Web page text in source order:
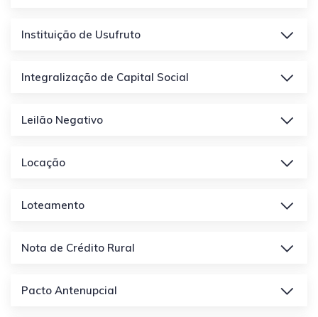
Instituição de Usufruto
Integralização de Capital Social
Leilão Negativo
Locação
Loteamento
Nota de Crédito Rural
Pacto Antenupcial